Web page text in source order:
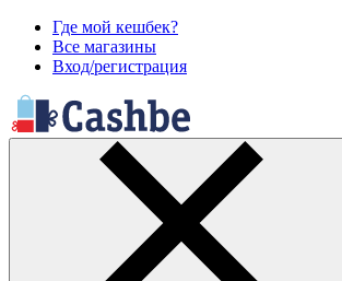
Где мой кешбек?
Все магазины
Вход/регистрация